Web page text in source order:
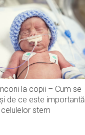
la copii – Cum se
de ce este importantă
stem